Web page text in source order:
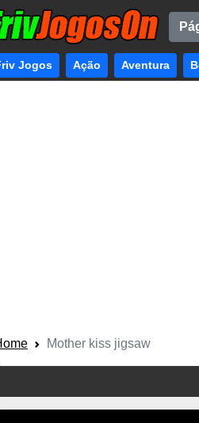
Jogos Ação Aventura
Mother kiss jigsaw